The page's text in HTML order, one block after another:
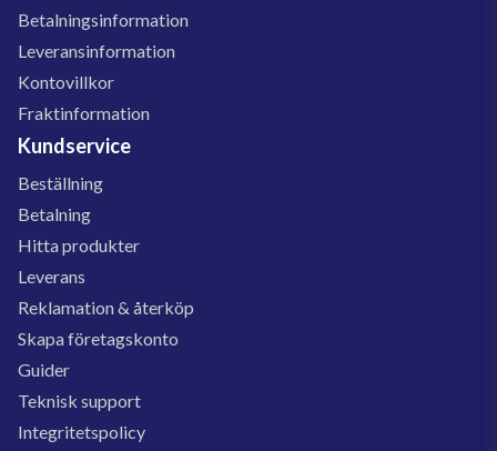
Betalningsinformation
Leveransinformation
Kontovillkor
Fraktinformation
Kundservice
Beställning
Betalning
Hitta produkter
Leverans
Reklamation & återköp
Skapa företagskonto
Guider
Teknisk support
Integritetspolicy